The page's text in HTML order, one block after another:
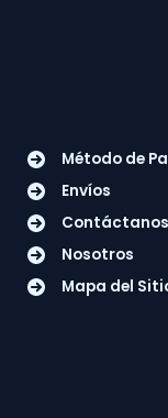
Método de
Envíos
Contáctanos
Nosotros
Mapa del